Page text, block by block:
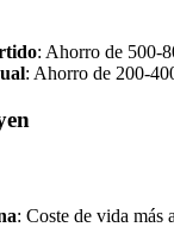
: Ahorro de 500-
: Ahorro de 200-
: Coste de vida más